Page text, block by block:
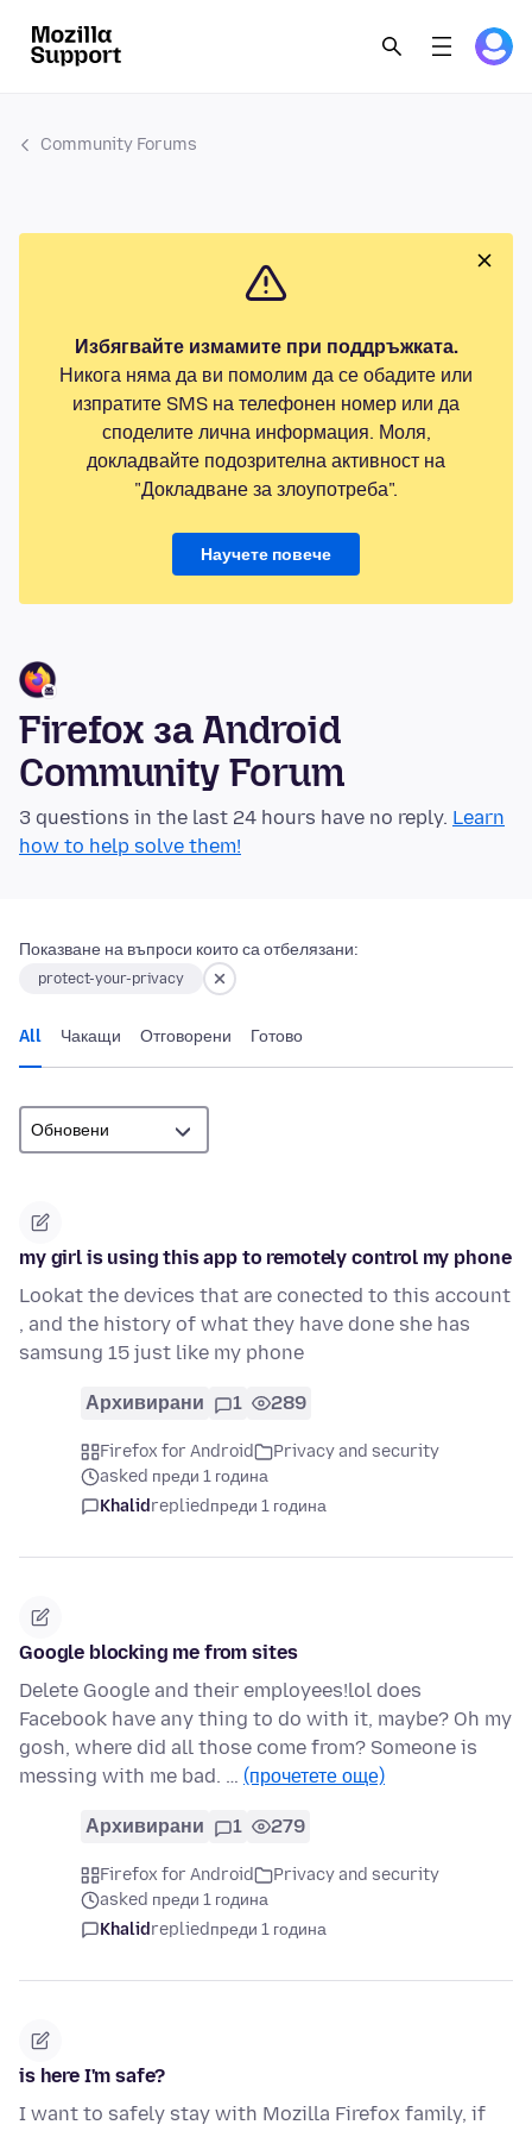
Community Forums
Избягвайте измамите при поддръжката.
Никога няма да ви помолим да се обадите или
изпратите SMS на телефонен номер или да
споделите лична информация. Моля,
докладвайте подозрителна активност на
"Докладване за злоупотреба".
Научете повече
Firefox за Android
Community Forum
3 questions in the last 24 hours have no reply. Learn
how to help solve them!
Показване на въпроси които са отбелязани:
protect-your-privacy
All Чакащи Отговорени Готово
my girl is using this app to remotely control my phone
Lookat the devices that are conected to this account
, and the history of what they have done she has
samsung 15 just like my phone
Архивирани 1 289
Firefox for Android
Privacy and security
asked преди 1 година
Khalidrepliedпреди 1 година
Google blocking me from sites
Delete Google and their employees!lol does
Facebook have any thing to do with it, maybe? Oh my
gosh, where did all those come from? Someone is
messing with me bad. … (прочетете още)
Архивирани 1 279
Firefox for Android
Privacy and security
asked преди 1 година
Khalidrepliedпреди 1 година
is here I'm safe?
I want to safely stay with Mozilla Firefox family, if